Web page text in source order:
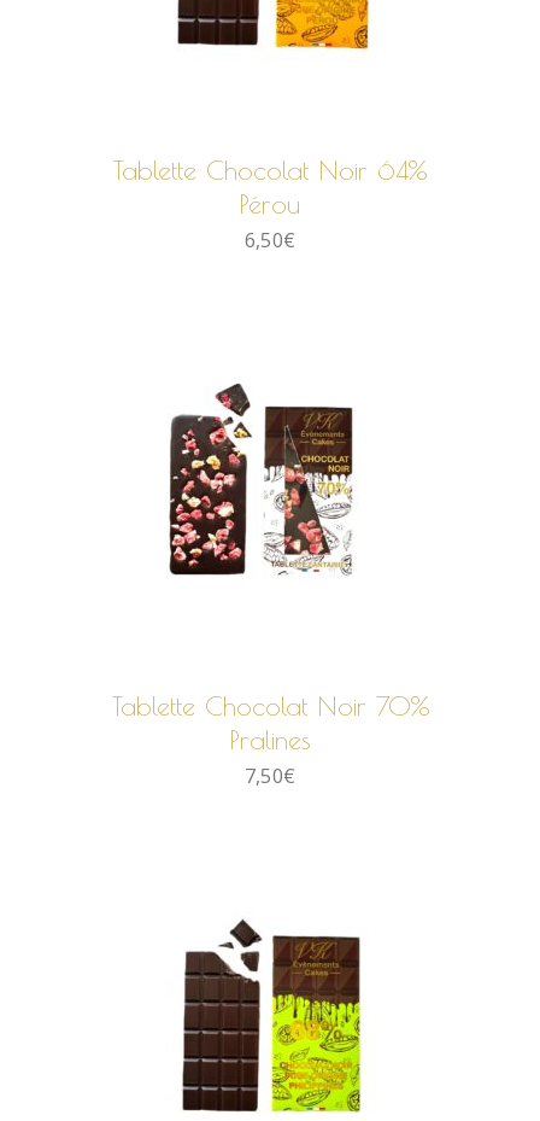
Tablette Chocolat Noir 64%
Pérou
6,50€
Tablette Chocolat Noir 70%
Pralines
7,50€